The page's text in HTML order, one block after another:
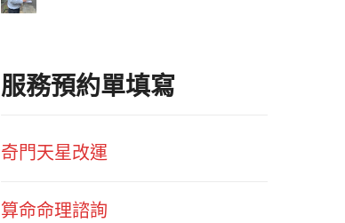
服務預約單填寫
奇門天星改運
算命命理諮詢